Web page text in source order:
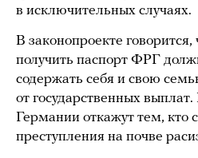
в исключительных случаях.
В законопроекте
получить паспорт ФРГ
содержать себя и свою
от государственных
Германии откажут тем, кто
преступления на почве